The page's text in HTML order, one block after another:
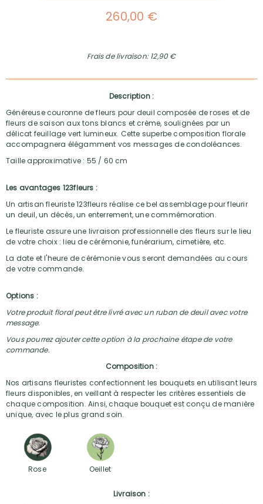
260,00 €
Frais de livraison: 12,90 €
Description :
Généreuse couronne de fleurs pour deuil composée de roses et de
fleurs de saison aux tons blancs et crème, soulignées par un
délicat feuillage vert lumineux. Cette superbe composition florale
accompagnera élégamment vos messages de condoléances.
Taille approximative : 55 / 60 cm
Les avantages 123fleurs :
Un artisan fleuriste 123fleurs réalise ce bel assemblage pour fleurir
un deuil, un décès, un enterrement, une commémoration.
Le fleuriste assure une livraison professionnelle des fleurs sur le lieu
de votre choix : lieu de cérémonie, funérarium, cimetière, etc.
La date et l'heure de cérémonie vous seront demandées au cours
de votre commande.
Options :
Votre produit floral peut être livré avec un ruban de deuil avec votre
message.
Vous pourrez ajouter cette option à la prochaine étape de votre
commande.
Composition :
Nos artisans fleuristes confectionnent les bouquets en utilisant leurs
fleurs disponibles, en veillant à respecter les critères essentiels de
chaque composition. Ainsi, chaque bouquet est conçu de manière
unique, avec le plus grand soin.
Rose Oeillet
Livraison :